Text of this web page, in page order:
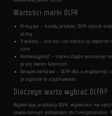
Wartości marki OLFA
Precyzja – każdy produkt OLFA został
pracy.
Trwałość – ostrza i narzędzia są
czas.
Innowacyjność – marka ciągle poszukuje
pracę swoim klientom.
Bezpieczeństwo – OLFA dba o
przyjazne w użytkowaniu.
Dlaczego warto wybrać OLFA?
Wybierając produkty OLFA, wybierasz
nowoczesnym podejściem do